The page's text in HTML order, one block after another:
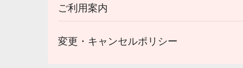
ご利用案内
変更・キャンセルポリシー